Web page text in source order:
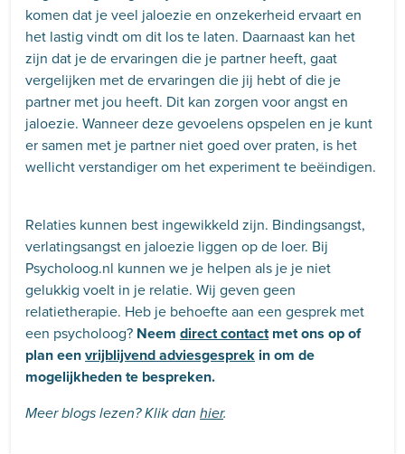
komen dat je veel jaloezie en onzekerheid ervaart en
het lastig vindt om dit los te laten. Daarnaast kan het
zijn dat je de ervaringen die je partner heeft, gaat
vergelijken met de ervaringen die jij hebt of die je
partner met jou heeft. Dit kan zorgen voor angst en
jaloezie. Wanneer deze gevoelens opspelen en je kunt
er samen met je partner niet goed over praten, is het
wellicht verstandiger om het experiment te beëindigen.
Relaties kunnen best ingewikkeld zijn. Bindingsangst,
verlatingsangst en jaloezie liggen op de loer. Bij
Psycholoog.nl kunnen we je helpen als je je niet
gelukkig voelt in je relatie. Wij geven geen
relatietherapie. Heb je behoefte aan een gesprek met
een psycholoog? Neem direct contactmet ons op of
plan eenvrijblijvend adviesgesprek in om de
mogelijkheden te bespreken.
Meer blogs lezen? Klik dan hier.